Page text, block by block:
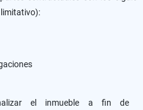
el inmueble a fin de